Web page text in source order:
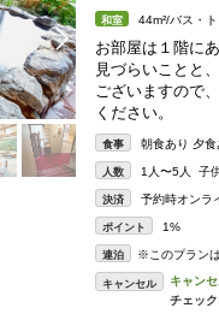
和室 44m²/バス・
お部屋は１階に
見づらいことと
ございますので
ください。
食事 朝食あり 夕食
人数 1人〜5人 子
決済 予約時オンラ
ポイント 1%
連泊 ※このプラン
キャンセル